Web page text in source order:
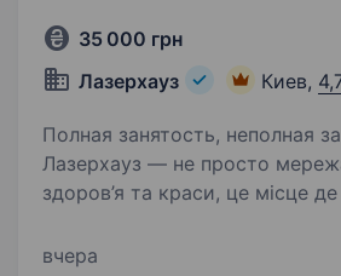
35 000 грн
Лазерхауз
Киев,
Полная занятость, неполная
Лазерхауз — не просто
здоров’я та краси, це місце
а кожен співробітник —
вчера